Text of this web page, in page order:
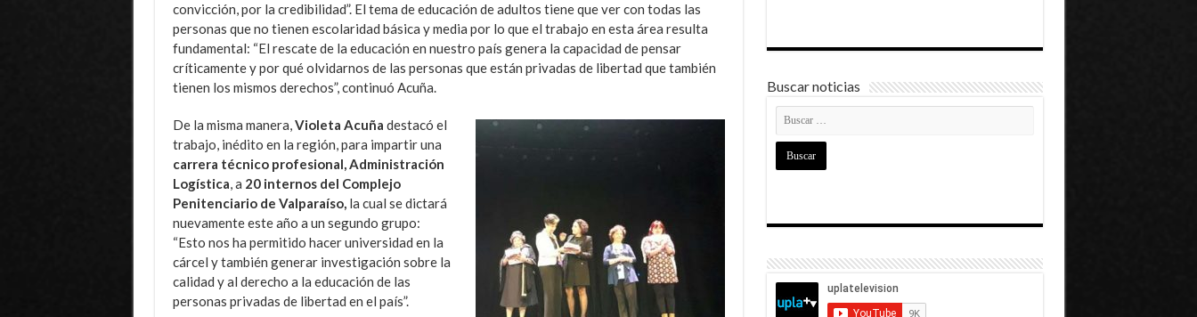
convicción, por la credibilidad”. El tema de educación de adultos tiene que ver con todas las
personas que no tienen escolaridad básica y media por lo que el trabajo en esta área resulta
fundamental: “El rescate de la educación en nuestro país genera la capacidad de pensar
críticamente y por qué olvidarnos de las personas que están privadas de libertad que también
tienen los mismos derechos”, continuó Acuña.
De la misma manera,Violeta Acuña destacó el
trabajo, inédito en la región, para impartir una
carrera técnico profesional, Administración
Logística, a 20 internos del Complejo
Penitenciario de Valparaíso,la cual se dictará
nuevamente este año a un segundo grupo:
“Esto nos ha permitido hacer universidad en la
cárcel y también generar investigación sobre la
calidad y al derecho a la educación de las
personas privadas de libertad en el país”.
Buscar noticias